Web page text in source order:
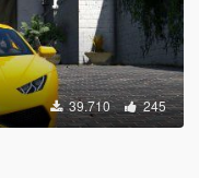
39.710 245